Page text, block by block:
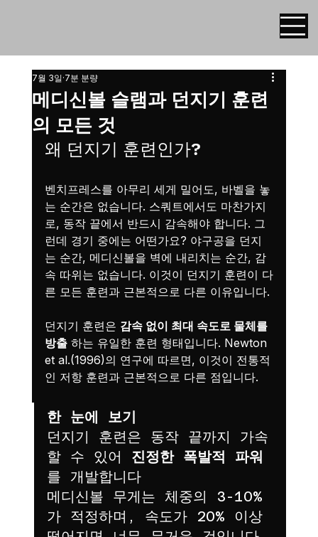
메디신볼 슬램과 던지기 훈련
의 모든 것
7월 3일 7분 분량
왜 던지기 훈련인가?
벤치프레스를 아무리 세게 밀어도, 바벨을 놓
는 순간은 없습니다. 스쿼트에서도 마찬가지
로, 동작 끝에서 반드시 감속해야 합니다. 그
런데 경기 중에는 어떤가요? 야구공을 던지
는 순간, 메디신볼을 벽에 내리치는 순간, 감
속 따위는 없습니다. 이것이 던지기 훈련이 다
른 모든 훈련과 근본적으로 다른 이유입니다.
던지기 훈련은 감속 없이 최대 속도로 물체를
방출 하는 유일한 훈련 형태입니다. Newton
et al.(1996)의 연구에 따르면, 이것이 전통적
인 저항 훈련과 근본적으로 다른 점입니다.
한 눈에 보기
던지기 훈련은 동작 끝까지 가속
할 수 있어 진정한 폭발적 파워
를 개발합니다
메디신볼 무게는 체중의 3-10%
가 적정하며, 속도가 20% 이상